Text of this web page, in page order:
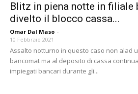
Blitz in piena notte in filiale
divelto il blocco cassa...
Omar Dal Maso -
10 Febbraio 2021
Assalto notturno in questo caso non alad
bancomat ma al deposito di cassa
impiegati bancari durante gli...